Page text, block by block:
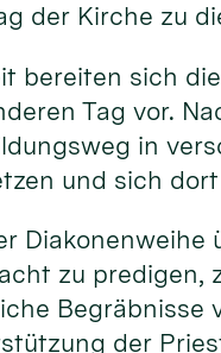
der Kirche zu
bereiten sich
Tag vor.
in
und sich
zu predigen,
Begräbnisse
der